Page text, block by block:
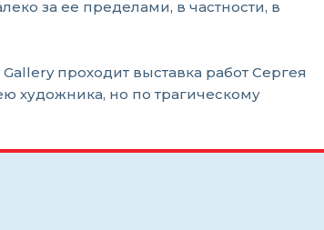
за ее пределами, в частности, в
проходит выставка работ Сергея
художника, но по трагическому